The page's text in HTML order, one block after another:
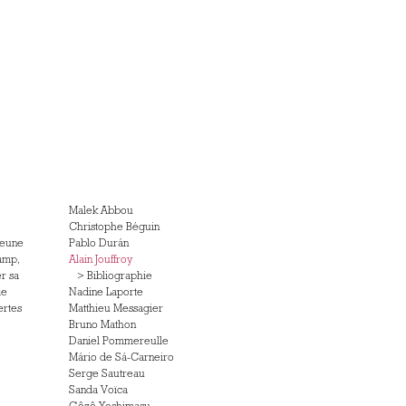
Malek Abbou
Christophe Béguin
Pablo Durán
Alain Jouffroy
> Bibliographie
Nadine Laporte
Matthieu Messagier
Bruno Mathon
Daniel Pommereulle
Mário de Sá-Carneiro
Serge Sautreau
Sanda Voïca
sa